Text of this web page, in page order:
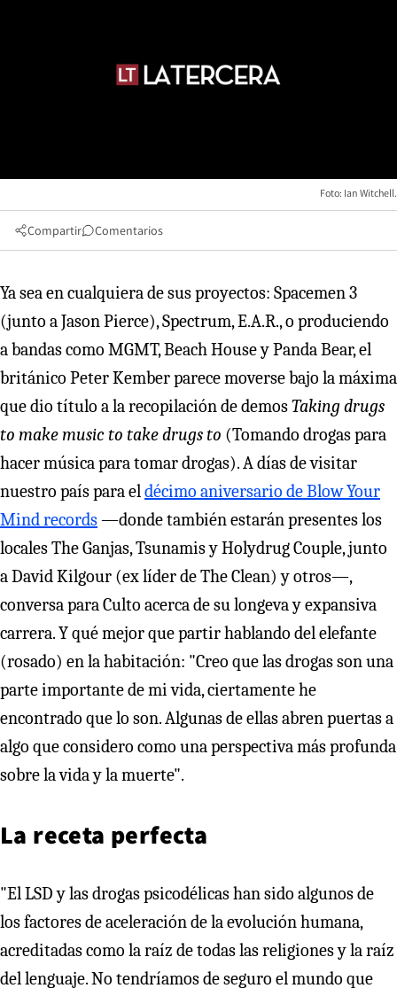
Foto: Ian Witchell.
Compartir Comentarios
Ya sea en cualquiera de sus proyectos: Spacemen 3
(junto a Jason Pierce), Spectrum, E.A.R., o produciendo
a bandas como MGMT, Beach House y Panda Bear, el
británico Peter Kember parece moverse bajo la máxima
que dio título a la recopilación de demosTaking drugs
to make music to take drugs to (Tomando drogas para
hacer música para tomar drogas). A días de visitar
nuestro país para eldécimo aniversario de Blow Your
Mind records—donde también estarán presentes los
locales The Ganjas, Tsunamis y Holydrug Couple, junto
a David Kilgour (ex líder de The Clean) y otros—,
conversa para Culto acerca de su longeva y expansiva
carrera. Y qué mejor que partir hablando del elefante
(rosado) en la habitación: "Creo que las drogas son una
parte importante de mi vida, ciertamente he
encontrado que lo son. Algunas de ellas abren puertas a
algo que considero como una perspectiva más profunda
sobre la vida y la muerte".
La receta perfecta
"El LSD y las drogas psicodélicas han sido algunos de
los factores de aceleración de la evolución humana,
acreditadas como la raíz de todas las religiones y la raíz
del lenguaje. No tendríamos de seguro el mundo que